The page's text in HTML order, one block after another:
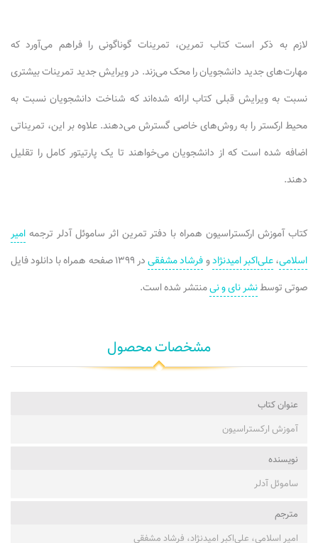
لازم به ذکر است کتاب تمرین، تمرینات گوناگونی را فراهم می‌آورد که
مهارت‌های جدید دانشجویان را محک می‌زند. در ویرایش جدید تمرینات بیشتری
نسبت به ویرایش قبلی کتاب ارائه شده‌اند که شناخت دانشجویان نسبت به
محیط ارکستر را به روش‌های خاصی گسترش می‌دهند. علاوه بر این، تمریناتی
اضافه شده است که از دانشجویان می‌خواهند تا یک پارتیتور کامل را تقلیل
دهند.
کتاب آموزش ارکستراسیون همراه با دفتر تمرین اثر ساموئل آدلر ترجمه امیر
اسلامی،علی‌اکبر امیدنژادوفرشاد مشفقی
در ۱۳۹۹ صفحه همراه با دانلود فایل
صوتی توسطنشر نای و نیمنتشر شده است.
مشخصات محصول
عنوان کتاب
آموزش ارکستراسیون
نویسنده
ساموئل آدلر
مترجم
امیر اسلامی، علی‌اکبر امیدنژاد، فرشاد مشفقی